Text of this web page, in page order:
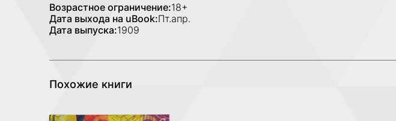
Возрастное ограничение:18+
Дата выхода на uBook:Пт.апр.
Дата выпуска:1909
Похожие книги